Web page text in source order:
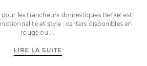
pour les trancheurs domestiques Berkel est
et style : carters disponibles en
rouge ou
LIRE LA SUITE